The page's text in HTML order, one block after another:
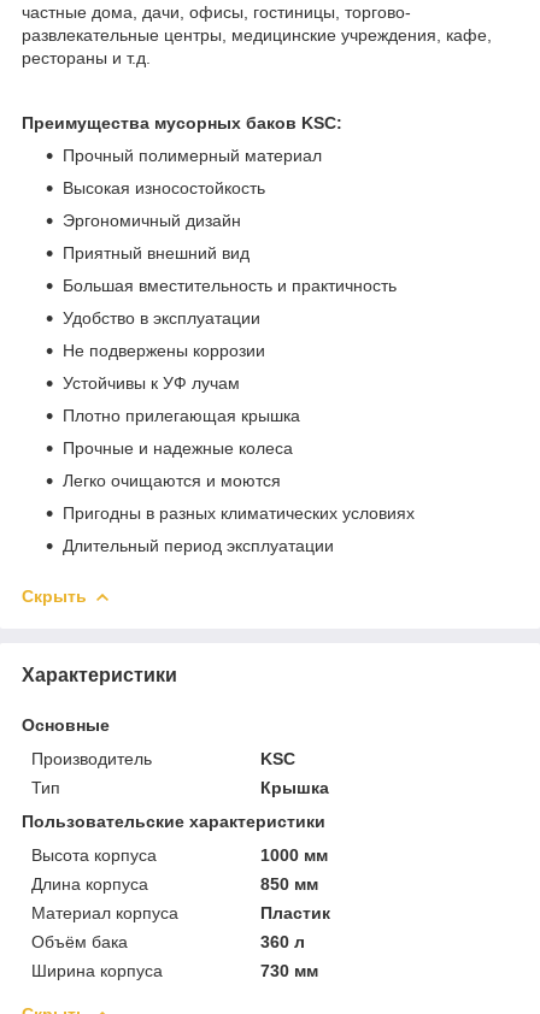
частные дома, дачи, офисы, гостиницы, торгово-
развлекательные центры, медицинские учреждения, кафе,
рестораны и т.д.
Преимущества мусорных баков KSC:
Прочный полимерный материал
Высокая износостойкость
Эргономичный дизайн
Приятный внешний вид
Большая вместительность и практичность
Удобство в эксплуатации
Не подвержены коррозии
Устойчивы к УФ лучам
Плотно прилегающая крышка
Прочные и надежные колеса
Легко очищаются и моются
Пригодны в разных климатических условиях
Длительный период эксплуатации
Скрыть
Характеристики
Основные
Производитель
KSC
Тип
Крышка
Пользовательские характеристики
Высота корпуса
1000 мм
Длина корпуса
850 мм
Материал корпуса
Пластик
Объём бака
360 л
Ширина корпуса
730 мм